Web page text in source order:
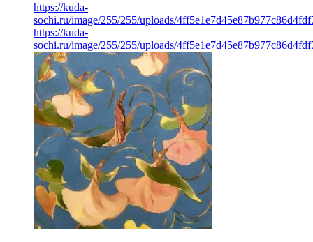
https://kuda-
sochi.ru/image/255/255/uploads/
https://kuda-
sochi.ru/image/255/255/uploads/